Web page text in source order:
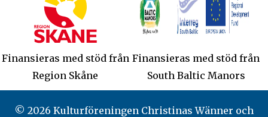
Finansieras med stöd från
Region Skåne
Finansieras med stöd från
South Baltic Manors
© 2026 Kulturföreningen Christinas Wänner och